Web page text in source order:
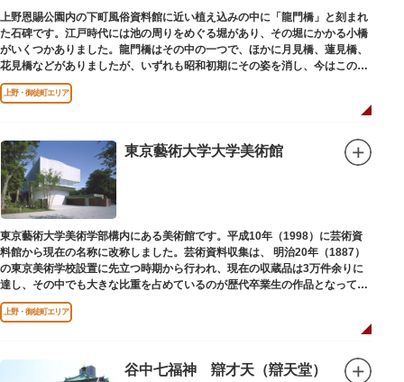
上野恩賜公園内の下町風俗資料館に近い植え込みの中に「龍門橋」と刻まれ
た石碑です。江戸時代には池の周りをめぐる堀があり、その堀にかかる小橋
がいくつかありました。龍門橋はその中の一つで、ほかに月見橋、蓮見橋、
花見橋などがありましたが、いずれも昭和初期にその姿を消し、今はこの石
碑にその名残がわずかに残るだけです。
上野・御徒町エリア
東京藝術大学大学美術館
東京藝術大学美術学部構内にある美術館です。平成10年（1998）に芸術資
料館から現在の名称に改称しました。芸術資料収集は、 明治20年（1887）
の東京美術学校設置に先立つ時期から行われ、現在の収蔵品は3万件余りに
達し、その中でも大きな比重を占めているのが歴代卒業生の作品となってい
ます。
上野・御徒町エリア
谷中七福神 辯才天（辯天堂）